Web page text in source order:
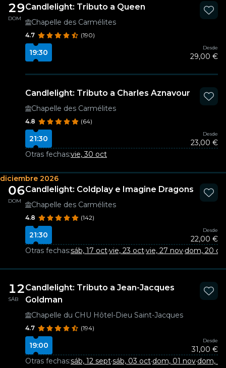
29
DOM
Candlelight: Tributo a Queen
Chapelle des Carmélites
4.7 (190)
19:30
Desde
29,00 €
Candlelight: Tributo a Charles Aznavour
Chapelle des Carmélites
4.8 (64)
21:30
Desde
23,00 €
Otras fechas:vie, 30 oct
diciembre 2026
06
DOM
Candlelight: Coldplay e Imagine Dragons
Chapelle des Carmélites
4.8 (142)
21:30
Desde
22,00 €
Otras fechas:sáb, 17 oct·vie, 23 oct·vie, 27 nov·dom, 20 dic
12
SÁB
Candlelight: Tributo a Jean-Jacques
Goldman
Chapelle du CHU Hôtel-Dieu Saint-Jacques
4.7 (194)
19:00
Desde
31,00 €
Otras fechas:sáb, 12 sept·sáb, 03 oct·dom, 01 nov·dom,